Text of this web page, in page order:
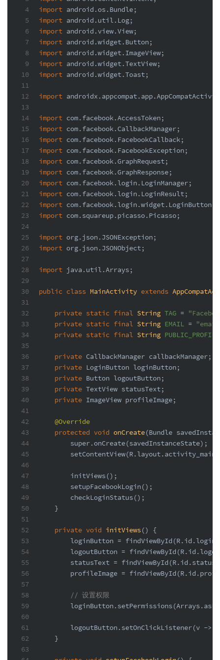
4
5
6
7
8
9
10
11
12
13
14
15
16
17
18
19
20
21
22
23
24
25
26
27
28
29
30
31
32
33
34
35
36
37
38
39
40
41
42
43
44
45
46
47
48
49
50
51
52
53
54
55
56
57
58
59
60
61
62
63
import android.os.Bundle;
import android.util.Log;
import android.view.View;
import android.widget.Button;
import android.widget.ImageView;
import android.widget.TextView;
import android.widget.Toast;
import
import com.facebook.AccessToken;
import com.facebook.CallbackManager;
import com.facebook.FacebookCallback;
import com.facebook.FacebookException;
import com.facebook.GraphRequest;
import com.facebook.GraphResponse;
import com.facebook.login.LoginManager;
import com.facebook.login.LoginResult;
import com.facebook.login.widget.LoginButton;
import com.squareup.picasso.Picasso;
import org.json.JSONException;
import org.json.JSONObject;
import java.util.Arrays;
public class MainActivity extends
private static final String TAG =
private static final String EMAIL =
private static final String PUBLIC_PROFILE
private CallbackManager callbackManager;
private LoginButton loginButton;
private Button logoutButton;
private TextView statusText;
private ImageView profileImage;
@Override
protected void onCreate(Bundle
super.onCreate(savedInstanceState);
        initViews();
        setupFacebookLogin();
        checkLoginStatus();
    }
private void initViews()
{
loginButton =
logoutButton =
statusText =
profileImage =
// 设置权限
logoutButton.setOnClickListener(v ->
    }